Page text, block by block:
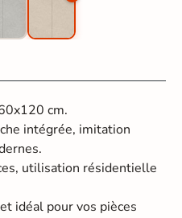
cm.
intégrée, imitation
utilisation résidentielle
idéal pour vos pièces